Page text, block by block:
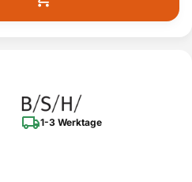
1-3 Werktage